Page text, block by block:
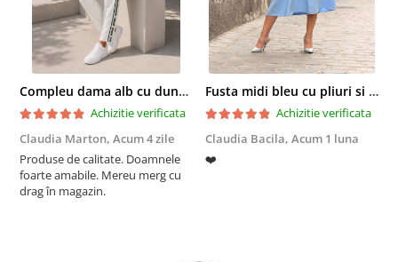
Compleu dama alb cu dungi laterale in nuante de verde si negru
Achizitie verificata
Claudia Marton, Acum 4 zile
Produse de calitate. Doamnele
foarte amabile. Mereu merg cu
drag în magazin.
Fusta midi bleu cu pliuri si buzunare
Achizitie verificata
Claudia Bacila, Acum 1 luna
❤️